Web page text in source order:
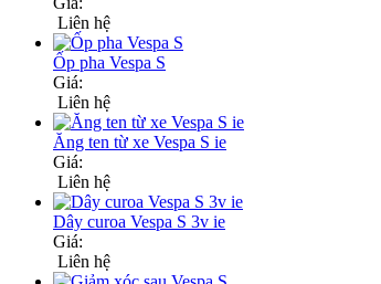
Liên hệ
Ốp pha Vespa S
Giá:
Liên hệ
Ăng ten từ xe Vespa S ie
Giá:
Liên hệ
Dây curoa Vespa S 3v ie
Giá:
Liên hệ